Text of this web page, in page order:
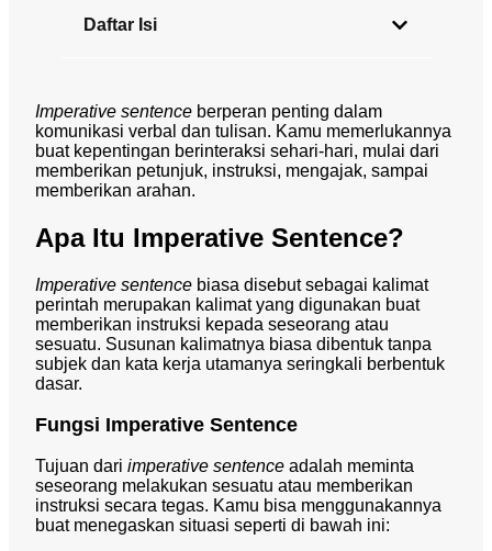
Imperative sentence berperan penting dalam
komunikasi verbal dan tulisan. Kamu memerlukannya
buat kepentingan berinteraksi sehari-hari, mulai dari
memberikan petunjuk, instruksi, mengajak, sampai
memberikan arahan.
Apa Itu Imperative Sentence?
Imperative sentence biasa disebut sebagai kalimat
perintah merupakan kalimat yang digunakan buat
memberikan instruksi kepada seseorang atau
sesuatu. Susunan kalimatnya biasa dibentuk tanpa
subjek dan kata kerja utamanya seringkali berbentuk
dasar.
Fungsi Imperative Sentence
Tujuan dari imperative sentence adalah meminta
seseorang melakukan sesuatu atau memberikan
instruksi secara tegas. Kamu bisa menggunakannya
buat menegaskan situasi seperti di bawah ini:
Daftar Isi